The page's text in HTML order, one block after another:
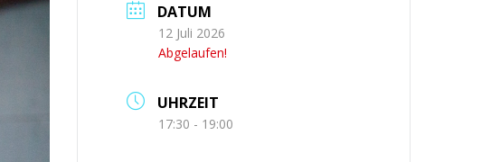
DATUM
12 Juli 2026
Abgelaufen!
UHRZEIT
17:30 - 19:00